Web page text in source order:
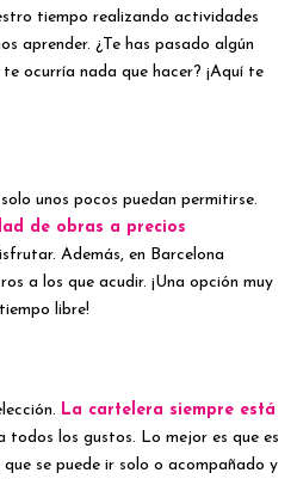
tiempo realizando actividades
aprender. ¿Te has pasado algún
ocurría nada que hacer? ¡Aquí te
unos pocos puedan permitirse.
de obras a precios
Además, en Barcelona
a los que acudir. ¡Una opción muy
libre!
La cartelera siempre está
todos los gustos. Lo mejor es que es
se puede ir solo o acompañado y